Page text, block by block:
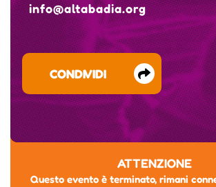
info@altabadia.org
CONDIVIDI
ATTENZIONE
Questo evento è terminato, rimani